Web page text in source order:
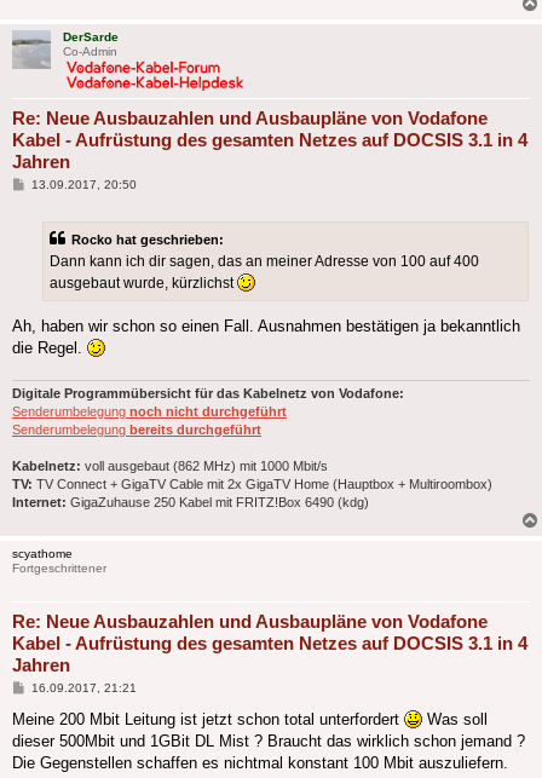
DerSarde
Co-Admin
Re: Neue Ausbauzahlen und Ausbaupläne von Vodafone
Kabel - Aufrüstung des gesamten Netzes auf DOCSIS 3.1 in 4
Jahren
Beitrag
13.09.2017, 20:50
Rocko hat geschrieben:
Dann kann ich dir sagen, das an meiner Adresse von 100 auf 400
ausgebaut wurde, kürzlichst
Ah, haben wir schon so einen Fall. Ausnahmen bestätigen ja bekanntlich
die Regel.
Digitale Programmübersicht für das Kabelnetz von Vodafone:
Senderumbelegung noch nicht durchgeführt
Senderumbelegung bereits durchgeführt
Kabelnetz: voll ausgebaut (862 MHz) mit 1000 Mbit/s
TV: TV Connect + GigaTV Cable mit 2x GigaTV Home (Hauptbox + Multiroombox)
Internet: GigaZuhause 250 Kabel mit FRITZ!Box 6490 (kdg)
scyathome
Fortgeschrittener
Re: Neue Ausbauzahlen und Ausbaupläne von Vodafone
Kabel - Aufrüstung des gesamten Netzes auf DOCSIS 3.1 in 4
Jahren
Beitrag
16.09.2017, 21:21
Meine 200 Mbit Leitung ist jetzt schon total unterfordert
Was soll
dieser 500Mbit und 1GBit DL Mist ? Braucht das wirklich schon jemand ?
Die Gegenstellen schaffen es nichtmal konstant 100 Mbit auszuliefern.